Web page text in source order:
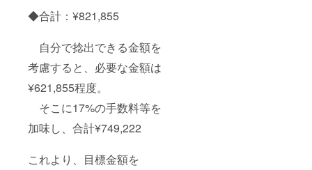
◆合計：¥821,855
自分で捻出できる金額を
考慮すると、必要な金額は
¥621,855程度。
そこに17%の手数料等を
加味し、合計¥749,222
これより、目標金額を